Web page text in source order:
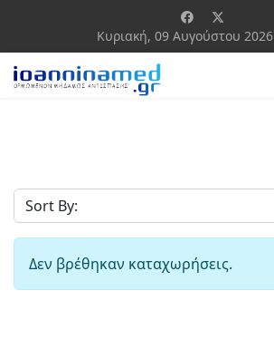
Κυριακή, 09 Αυγούστου 2026
Δεν βρέθηκαν καταχωρήσεις.